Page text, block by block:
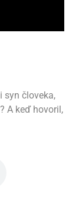
syn človeka,
A keď hovoril,